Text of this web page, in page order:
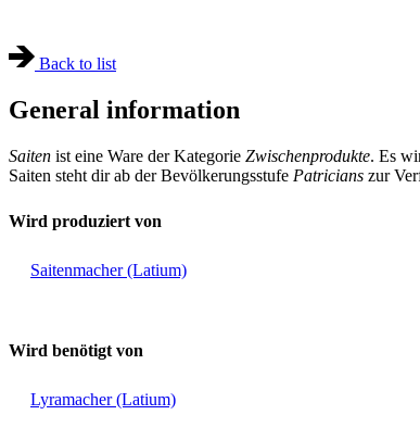
Back to list
General information
Saiten ist eine Ware der Kategorie Zwischenprodukte. Es
Saiten steht dir ab der Bevölkerungsstufe Patricians zur
Wird produziert von
Saitenmacher (Latium)
Wird benötigt von
Lyramacher (Latium)